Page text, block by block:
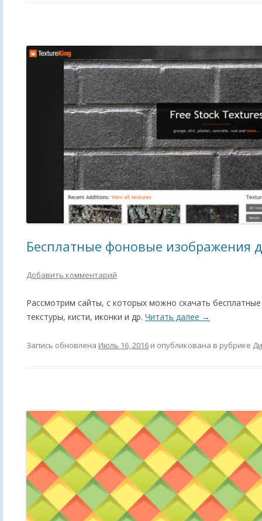
Бесплатные фоновые изображения
Добавить комментарий
Рассмотрим сайты, с которых можно скачать
текстуры, кисти, иконки и др. Читать далее →
Запись обновлена Июль 16, 2016 и опубликована в рубрике